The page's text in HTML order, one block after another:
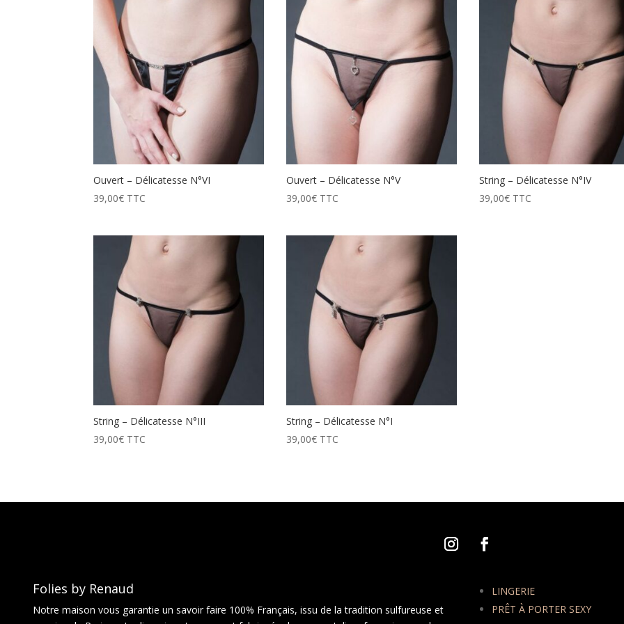
Ouvert – Délicatesse N°VI
39,00€ TTC
Ouvert – Délicatesse N°V
39,00€ TTC
String – Délicatesse N°IV
39,00€ TTC
String – Délicatesse N°III
39,00€ TTC
String – Délicatesse N°I
39,00€ TTC
Folies by Renaud
Notre maison vous garantie un savoir faire 100% Français, issu de la tradition sulfureuse et
LINGERIE
PRÊT À PORTER SEXY